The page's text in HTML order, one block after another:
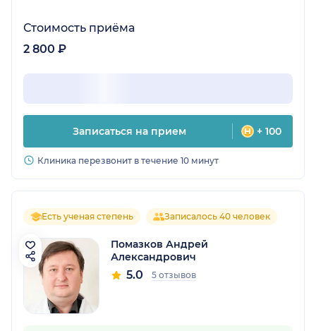
Стоимость приёма
2 800 ₽
Записаться на прием + 100
Клиника перезвонит в течение 10 минут
Есть ученая степень Записалось 40 человек
Помазков Андрей
Александрович
5.0 5 отзывов